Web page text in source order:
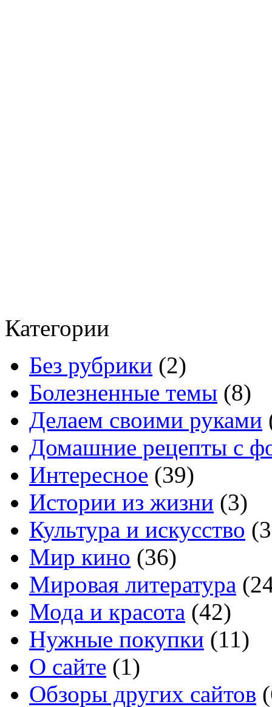
Категории
Без рубрики (2)
Болезненные темы (8)
Делаем своими руками
Домашние рецепты с
Интересное (39)
Истории из жизни (3)
Культура и искусство
Мир кино (36)
Мировая литература
Мода и красота (42)
Нужные покупки (11)
О сайте (1)
Обзоры других сайтов